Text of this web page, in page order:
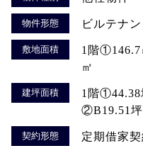
物件形態 ビルテナン
敷地面積
1階
㎡
建坪面積
1階
②B19.51坪
契約形態 定期借家契